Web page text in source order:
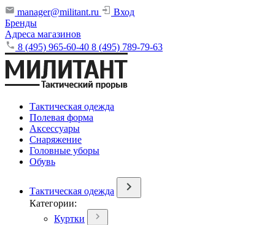
manager@militant.ru
Вход
Бренды
Адреса магазинов
8 (495) 965-60-40 8 (495) 789-79-63
Тактическая одежда
Полевая форма
Аксессуары
Снаряжение
Головные уборы
Обувь
Тактическая одежда
Категории:
Куртки